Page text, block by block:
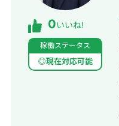
0いいね!
稼働ステータス
◎現在対応可能